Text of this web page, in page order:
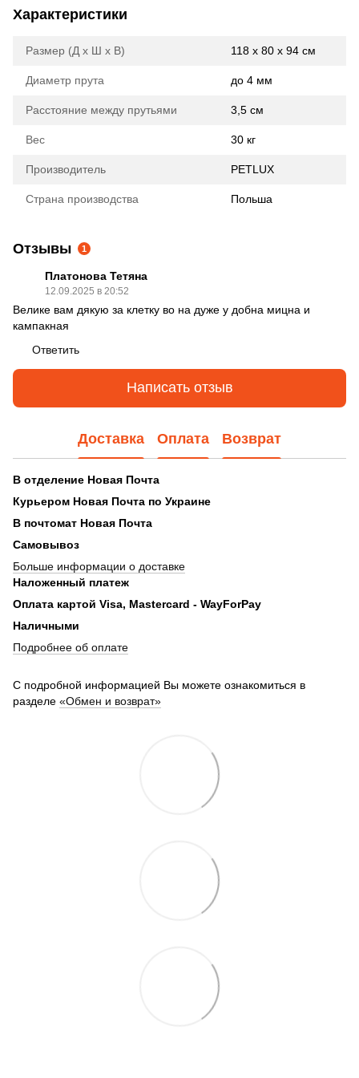
Характеристики
Размер (Д х Ш х В) 118 x 80 x 94 см
Диаметр прута до 4 мм
Расстояние между прутьями 3,5 см
Вес 30 кг
Производитель PETLUX
Страна производства Польша
Отзывы 1
Платонова Тетяна
12.09.2025 в 20:52
Велике вам дякую за клетку во на дуже у добна мицна и
кампакная
Ответить
Написать отзыв
Доставка Оплата Возврат
В отделение Новая Почта
Курьером Новая Почта по Украине
В почтомат Новая Почта
Самовывоз
Больше информации о доставке
Наложенный платеж
Оплата картой Visa, Mastercard - WayForPay
Наличными
Подробнее об оплате
С подробной информацией Вы можете ознакомиться в
разделе «Обмен и возврат»